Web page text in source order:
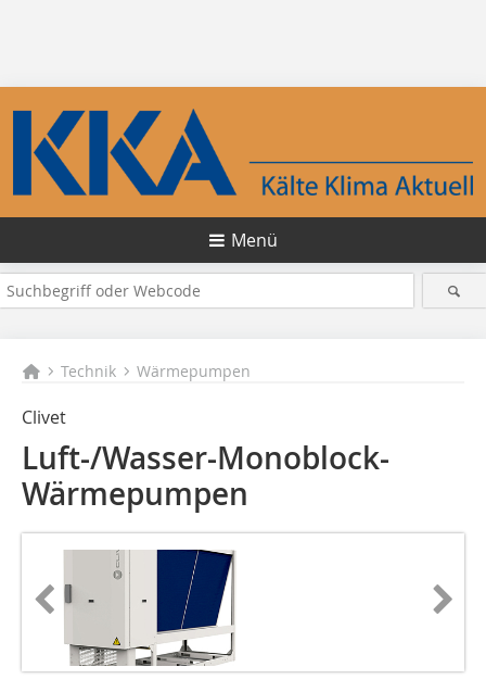
Menü
Technik Wärmepumpen
Clivet
Luft-/Wasser-Monoblock-
Wärmepumpen